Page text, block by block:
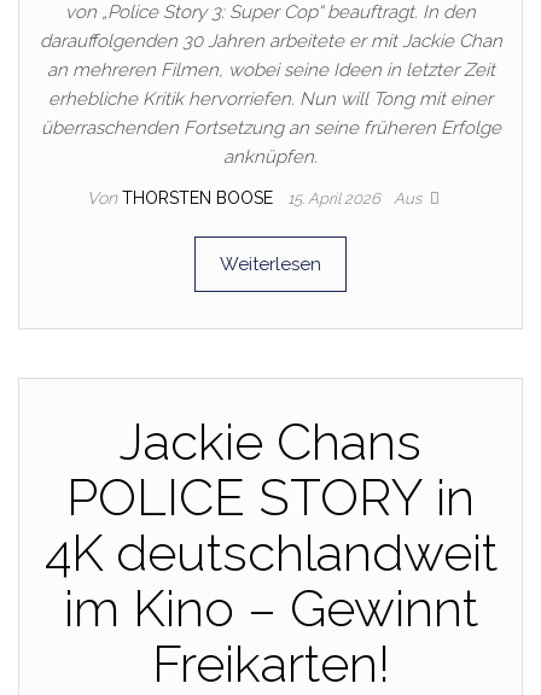
von „Police Story 3: Super Cop“ beauftragt. In den
darauffolgenden 30 Jahren arbeitete er mit Jackie Chan
an mehreren Filmen, wobei seine Ideen in letzter Zeit
erhebliche Kritik hervorriefen. Nun will Tong mit einer
überraschenden Fortsetzung an seine früheren Erfolge
anknüpfen.
Von THORSTEN BOOSE 15. April 2026 Aus
Weiterlesen
Jackie Chans
POLICE STORY in
4K deutschlandweit
im Kino – Gewinnt
Freikarten!